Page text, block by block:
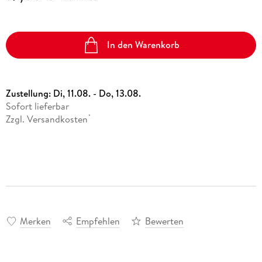
In den Warenkorb
Zustellung: Di, 11.08. - Do, 13.08.
Sofort lieferbar
Zzgl. Versandkosten *
Merken Empfehlen Bewerten